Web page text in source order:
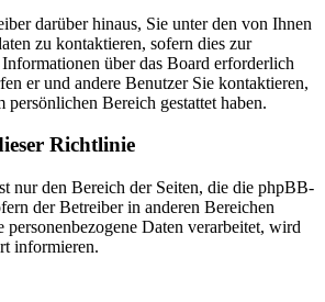
darüber hinaus, Sie unter den von Ihnen
zu kontaktieren, sofern dies zur
über das Board erforderlich
er und andere Benutzer Sie kontaktieren,
persönlichen Bereich gestattet haben.
Richtlinie
nur den Bereich der Seiten, die die phpBB-
der Betreiber in anderen Bereichen
personenbezogene Daten verarbeitet, wird
informieren.